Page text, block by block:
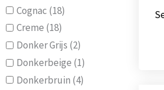
Cognac (18)
Creme (18)
Donker Grijs (2)
Donkerbeige (1)
Donkerbruin (4)